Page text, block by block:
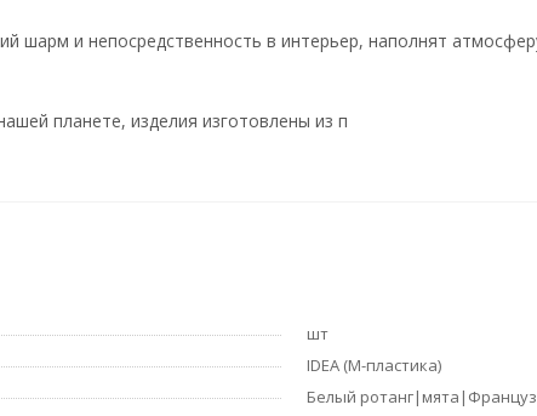
шарм и непосредственность в интерьер, наполнят
планете, изделия изготовлены из п
шт
IDEA (М-пластика)
Белый